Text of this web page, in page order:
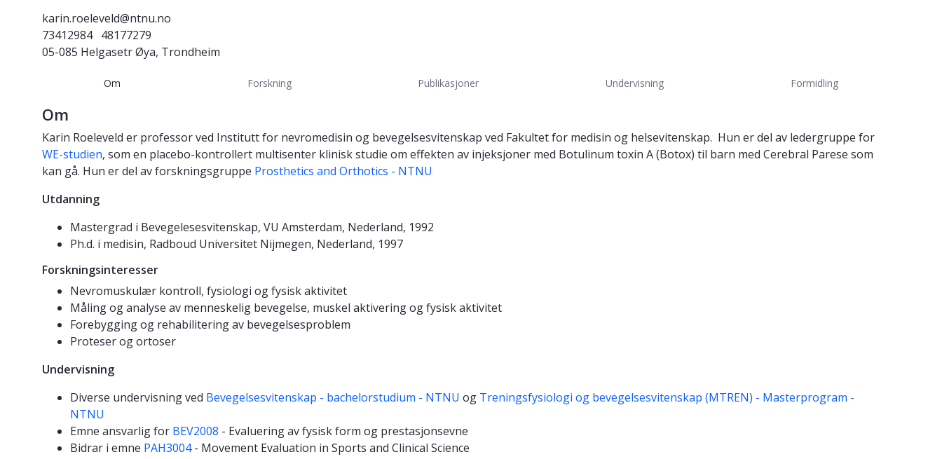
karin.roeleveld@ntnu.no
73412984 48177279
05-085 Helgasetr Øya, Trondheim
Om Forskning Publikasjoner Undervisning Formidling
Om
Karin Roeleveld er professor ved Institutt for nevromedisin og bevegelsesvitenskap ved Fakultet for medisin og helsevitenskap. Hun er del av ledergruppe for
WE-studien, som en placebo-kontrollert multisenter klinisk studie om effekten av injeksjoner med Botulinum toxin A (Botox) til barn med Cerebral Parese som
kan gå. Hun er del av forskningsgruppe Prosthetics and Orthotics - NTNU
Utdanning
Mastergrad i Bevegelesesvitenskap, VU Amsterdam, Nederland, 1992
Ph.d. i medisin, Radboud Universitet Nijmegen, Nederland, 1997
Forskningsinteresser
Nevromuskulær kontroll, fysiologi og fysisk aktivitet
Måling og analyse av menneskelig bevegelse, muskel aktivering og fysisk aktivitet
Forebygging og rehabilitering av bevegelsesproblem
Proteser og ortoser
Undervisning
Diverse undervisning ved Bevegelsesvitenskap - bachelorstudium - NTNU og Treningsfysiologi og bevegelsesvitenskap (MTREN) - Masterprogram -
NTNU
Emne ansvarlig for BEV2008 - Evaluering av fysisk form og prestasjonsevne
Bidrar i emne PAH3004- Movement Evaluation in Sports and Clinical Science